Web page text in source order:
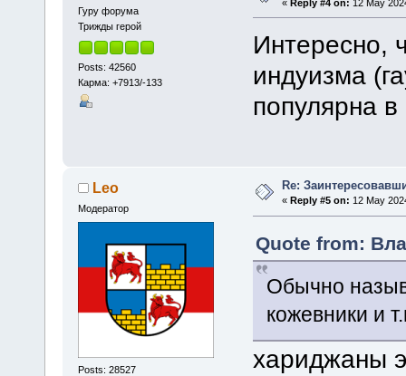
Гуру форума
Трижды герой
Posts: 42560
Карма: +7913/-133
«Reply #4 on: 12 May
Интересно,
индуизма
популярна
Leo
Модератор
Posts: 28527
Re:
«Reply #5 on: 12 May
Quote from:
Обычно
кожевники и
хариджаны